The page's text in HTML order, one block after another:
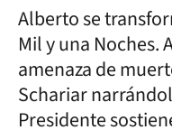
Alberto se
Mil y una Noches.
amenaza de
Schariar
Presidente